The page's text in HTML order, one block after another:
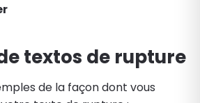
textos de rupture
de la façon dont vous